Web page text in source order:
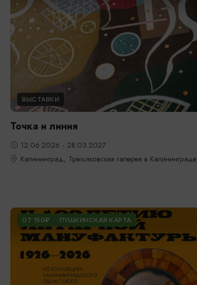
ВЫСТАВКИ
Точка и линия
12.06.2026 - 28.03.2027
Калининград, Третьяковская галерея в Калининграде
ОТ 150₽ ПУШКИНСКАЯ КАРТА